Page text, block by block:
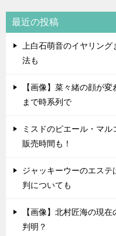
最近の投稿
上白石萌音のイヤリン
法も
【画像】菜々緒の顔が
まで時系列で
ミスドのピエール・マ
販売時間も！
ジャッキーウーのエス
判についても
【画像】北村匠海の現
判明？